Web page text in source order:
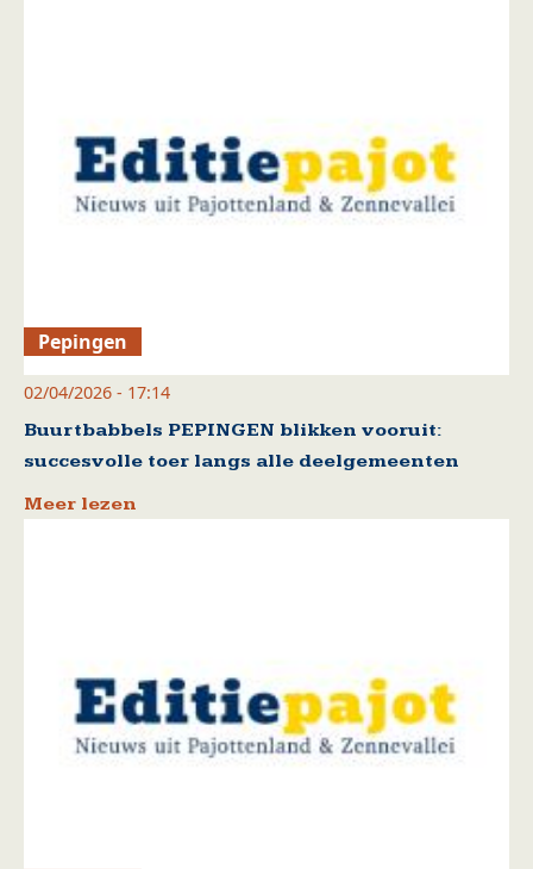
Pepingen
02/04/2026 - 17:14
Buurtbabbels PEPINGEN blikken vooruit:
succesvolle toer langs alle deelgemeenten
Meer lezen